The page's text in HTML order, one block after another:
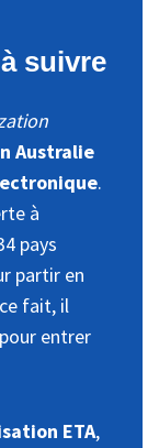
suivre
Australie
.
à
pays
partir en
fait, il
entrer
ETA,